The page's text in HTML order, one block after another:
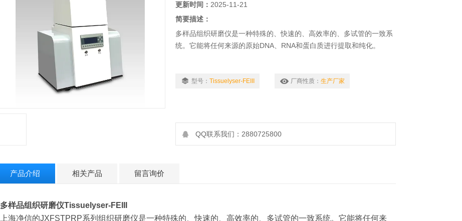
更新时间： 2025-11-21
简要描述：
多样品组织研磨仪是一种特殊的、快速的、高效率的、多试管的一致系
统。它能将任何来源的原始DNA、RNA和蛋白质进行提取和纯化。
型号： Tissuelyser-FEIII 厂商性质： 生产厂家
QQ联系我们：2880725800
产品介绍 相关产品 留言询价
多样品组织研磨仪Tissuelyser-FEIII
上海净信的JXFSTPRP系列组织研磨仪是一种特殊的、快速的、高效率的、多试管的一致系统。它能将任何来